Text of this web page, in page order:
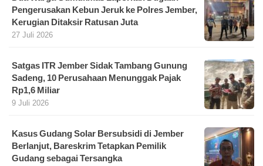
Pengerusakan Kebun Jeruk ke Polres Jember,
Kerugian Ditaksir Ratusan Juta
27 Juli 2026
Satgas ITR Jember Sidak Tambang Gunung
Sadeng, 10 Perusahaan Menunggak Pajak
Rp1,6 Miliar
9 Juli 2026
Kasus Gudang Solar Bersubsidi di Jember
Berlanjut, Bareskrim Tetapkan Pemilik
Gudang sebagai Tersangka